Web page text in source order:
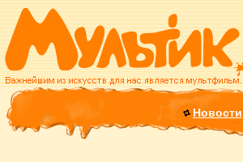
Новости